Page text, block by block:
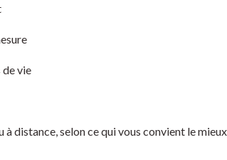
de vie
distance, selon ce qui vous convient le